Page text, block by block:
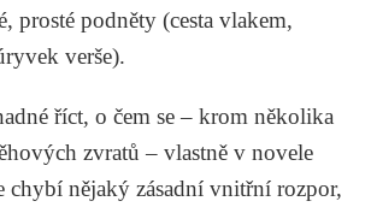
prosté podněty (cesta vlakem,
verše).
říct, o čem se – krom několika
zvratů – vlastně v novele
chybí nějaký zásadní vnitřní rozpor,